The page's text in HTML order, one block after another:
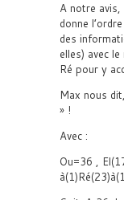
A notre avis,
donne
des
elles) avec
Ré pour y
Max nous
» !
Avec :
Ou=36 ,